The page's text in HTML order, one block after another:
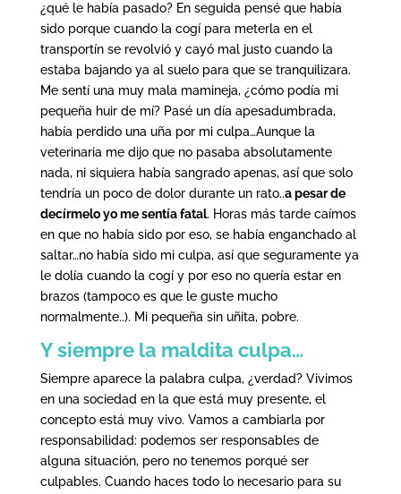
¿qué le había pasado? En seguida pensé que había
sido porque cuando la cogí para meterla en el
transportín se revolvió y cayó mal justo cuando la
estaba bajando ya al suelo para que se tranquilizara.
Me sentí una muy mala mamineja, ¿cómo podía mi
pequeña huir de mí? Pasé un día apesadumbrada,
había perdido una uña por mi culpa…Aunque la
veterinaria me dijo que no pasaba absolutamente
nada, ni siquiera había sangrado apenas, así que solo
tendría un poco de dolor durante un rato..a pesar de
decírmelo yo me sentía fatal. Horas más tarde caímos
en que no había sido por eso, se había enganchado al
saltar…no había sido mi culpa, así que seguramente ya
le dolía cuando la cogí y por eso no quería estar en
brazos (tampoco es que le guste mucho
normalmente..). Mi pequeña sin uñita, pobre.
Y siempre la maldita culpa…
Siempre aparece la palabra culpa, ¿verdad? Vivimos
en una sociedad en la que está muy presente, el
concepto está muy vivo. Vamos a cambiarla por
responsabilidad: podemos ser responsables de
alguna situación, pero no tenemos porqué ser
culpables. Cuando haces todo lo necesario para su